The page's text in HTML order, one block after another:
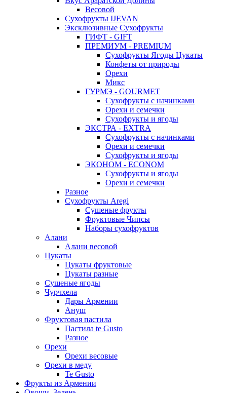
Весовой
Сухофрукты IJEVAN
Эксклюзивные Сухофрукты
ГИФТ - GIFT
ПРЕМИУМ - PREMIUM
Сухофрукты Ягоды Цукаты
Конфеты от природы
Орехи
Микс
ГУРМЭ - GOURMET
Сухофрукты с начинками
Орехи и семечки
Сухофрукты и ягоды
ЭКСТРА - EXTRA
Сухофрукты с начинками
Орехи и семечки
Сухофрукты и ягоды
ЭКОНОМ - ECONOM
Сухофрукты и ягоды
Орехи и семечки
Разное
Сухофрукты Aregi
Сушеные фрукты
Фруктовые Чипсы
Наборы сухофруктов
Алани
Алани весовой
Цукаты
Цукаты фруктовые
Цукаты разные
Сушеные ягоды
Чурчхела
Дары Армении
Ануш
Фруктовая пастила
Пастила te Gusto
Разное
Орехи
Орехи весовые
Орехи в меду
Te Gusto
Фрукты из Армении